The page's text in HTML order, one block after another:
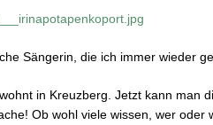
Sängerin, die ich immer wieder
in Kreuzberg. Jetzt kann man
Ob wohl viele wissen, wer